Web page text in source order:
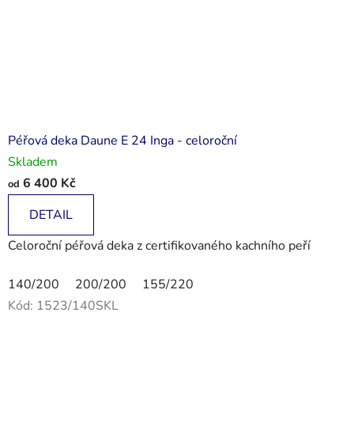
Péřová deka Daune E 24 Inga - celoroční
Skladem
od 6 400 Kč
DETAIL
Celoroční péřová deka z certifikovaného kachního peří
140/200 200/200
155/220
Kód: 1523/140SKL